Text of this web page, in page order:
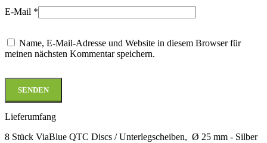
E-Mail *
Name, E-Mail-Adresse und Website in diesem Browser für
meinen nächsten Kommentar speichern.
Lieferumfang
8 Stück ViaBlue QTC Discs / Unterlegscheiben, Ø 25 mm - Silber